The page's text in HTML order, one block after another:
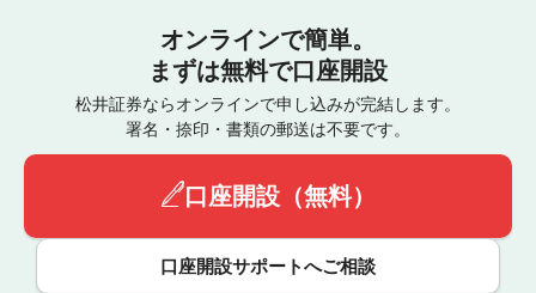
オンラインで簡単。
まずは無料で口座開設
松井証券ならオンラインで申し込みが完結します。
署名・捺印・書類の郵送は不要です。
口座開設（無料）
口座開設サポートへご相談